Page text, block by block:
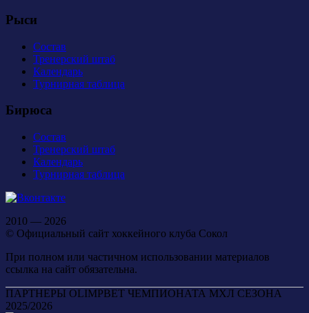
Рыси
Состав
Тренерский штаб
Календарь
Турнирная таблица
Бирюса
Состав
Тренерский штаб
Календарь
Турнирная таблица
2010 — 2026
© Официальный сайт хоккейного клуба Сокол
При полном или частичном использовании материалов
ссылка на сайт обязательна.
ПАРТНЕРЫ OLIMPBET ЧЕМПИОНАТА МХЛ СЕЗОНА
2025/2026